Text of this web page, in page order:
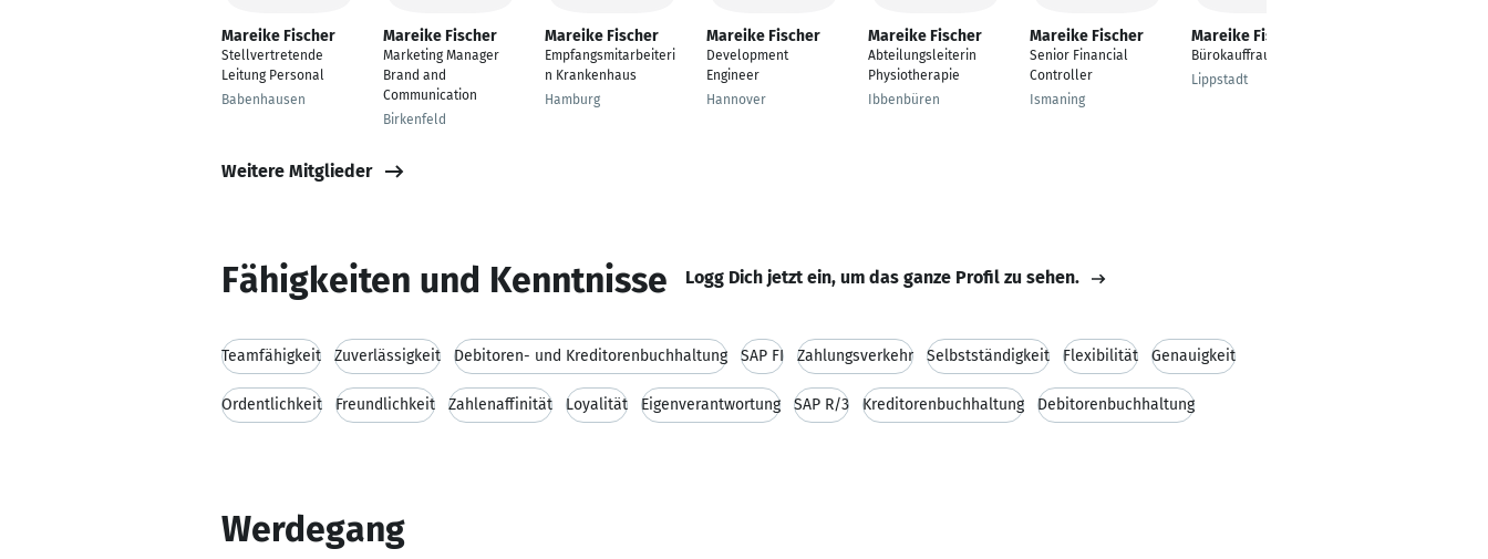
Mareike Fischer
Stellvertretende
Leitung Personal
Babenhausen
Mareike Fischer
Marketing Manager
Brand and
Communication
Birkenfeld
Mareike Fischer
Empfangsmitarbeiteri
n Krankenhaus
Hamburg
Mareike Fischer
Development
Engineer
Hannover
Mareike Fischer
Abteilungsleiterin
Physiotherapie
Ibbenbüren
Mareike Fischer
Senior Financial
Controller
Ismaning
Mareike Fischer
Bürokauffrau
Lippstadt
Weitere Mitglieder
Fähigkeiten und Kenntnisse Logg Dich jetzt ein, um das ganze Profil zu sehen.
Teamfähigkeit Zuverlässigkeit Debitoren- und Kreditorenbuchhaltung SAP FI Zahlungsverkehr Selbstständigkeit Flexibilität Genauigkeit
Ordentlichkeit Freundlichkeit Zahlenaffinität Loyalität Eigenverantwortung SAP R/3 Kreditorenbuchhaltung Debitorenbuchhaltung
Werdegang